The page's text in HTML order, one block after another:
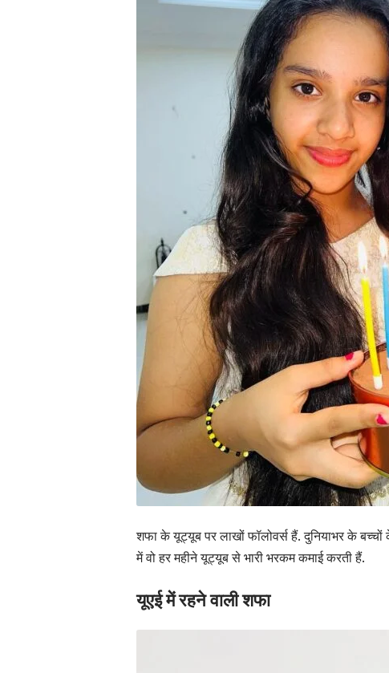
शफाके यूट्यूब पर लाखों फॉलोवर्स हैं. दुनियाभर के बच्चों
में वो हर महीने यूट्यूब से भारी भरकम कमाई करती हैं.
यूएई में रहने वाली शफा